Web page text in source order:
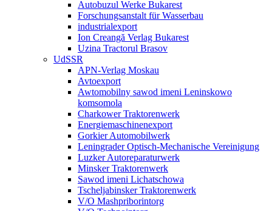
Autobuzul Werke Bukarest
Forschungsanstalt für Wasserbau
industrialexport
Ion Creangă Verlag Bukarest
Uzina Tractorul Brasov
UdSSR
APN-Verlag Moskau
Avtoexport
Awtomobilny sawod imeni Leninskowo
komsomola
Charkower Traktorenwerk
Energiemaschinenexport
Gorkier Automobilwerk
Leningrader Optisch-Mechanische Vereinigung
Luzker Autoreparaturwerk
Minsker Traktorenwerk
Sawod imeni Lichatschowa
Tscheljabinsker Traktorenwerk
V/O Mashpriborintorg